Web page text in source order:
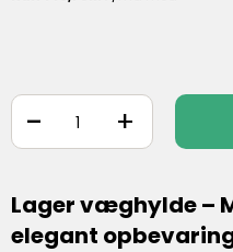
+
-
Lager væghylde –
elegant